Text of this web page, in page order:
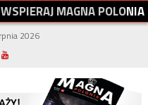
WSPIERAJMAGNAPOLONIA
2026